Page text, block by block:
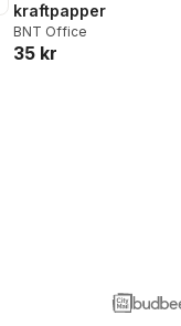
kraftpapper
BNT Office
35 kr